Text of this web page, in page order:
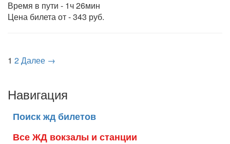
Время в пути - 1ч 26мин
Цена билета от - 343 руб.
1 2Далее →
Навигация
Поиск жд билетов
Все ЖД вокзалы и станции